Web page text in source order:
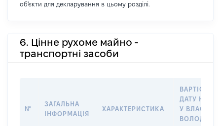
об'єкти для декларування в цьому розділі.
6. Цінне рухоме майно -
транспортні засоби
№
ЗАГАЛЬНА
ІНФОРМАЦІЯ
ХАРАКТЕРИСТИКА
ВАРТІСТЬ
ДАТУ
У